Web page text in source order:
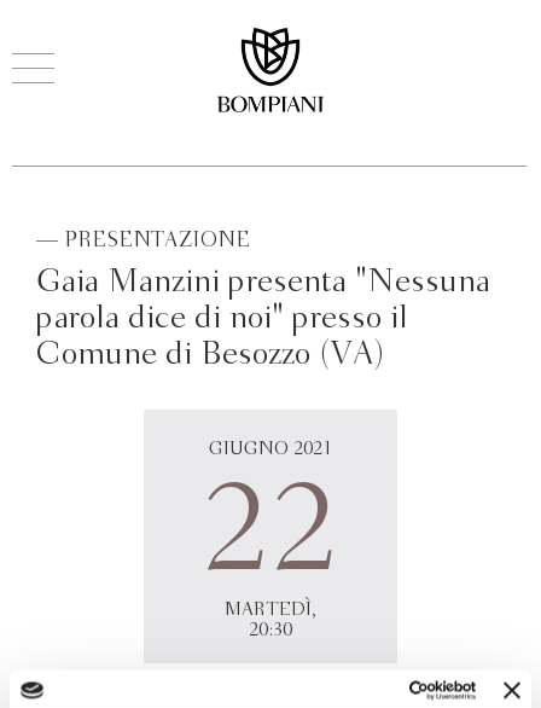
— PRESENTAZIONE
Gaia Manzini presenta "Nessuna
parola dice di noi" presso il
Comune di Besozzo (VA)
GIUGNO 2021
22
MARTEDÌ,
20:30